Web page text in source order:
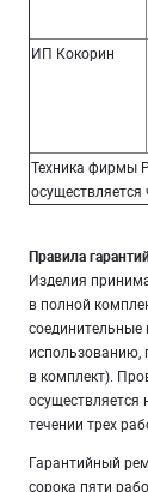
ИП Кокорин
Техника фирмы
осуществляется
Правила
Изделия
в полной
соединительные
использованию,
в комплект).
осуществляется
течении трех
Гарантийный
сорока пяти